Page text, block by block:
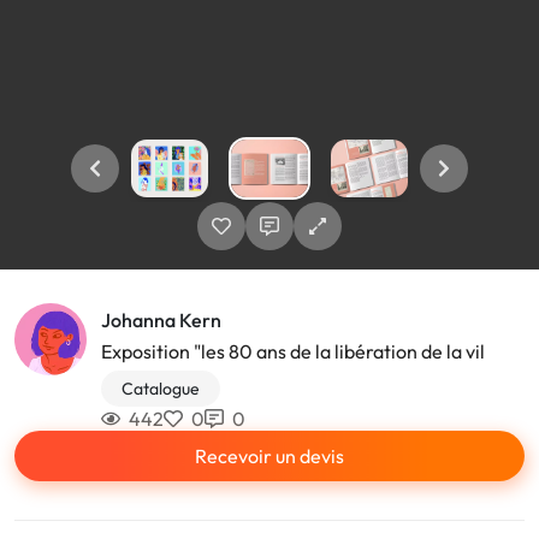
Johanna Kern
Exposition "les 80 ans de la libération de la vil
Catalogue
442 0
0
Recevoir un devis